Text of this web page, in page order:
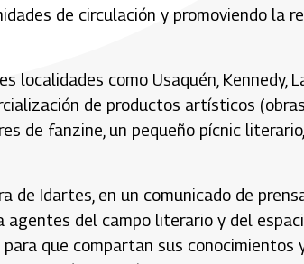
de circulación y promoviendo la
como Usaquén, Kennedy,
de productos artísticos
de fanzine, un pequeño pícnic
de Idartes, en un comunicado de
agentes del campo literario y del
que compartan sus conocimientos